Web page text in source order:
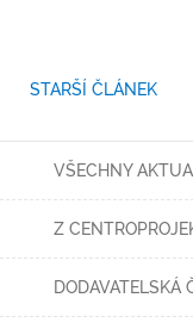
STARŠÍ ČLÁNEK
VŠECHNY
Z
DODAVATELSKÁ